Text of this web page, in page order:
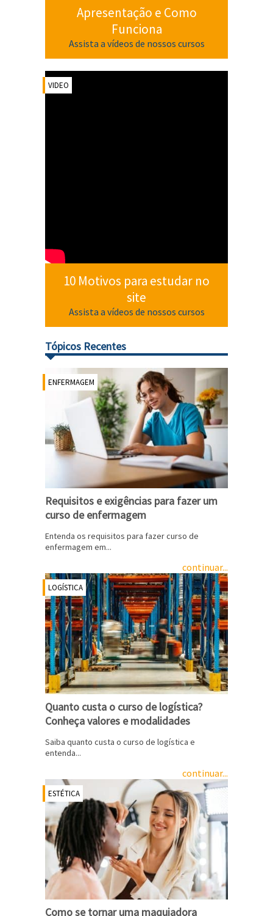
Apresentação e Como
Funciona
Assista a vídeos de nossos cursos
VIDEO
10 Motivos para estudar no
site
Assista a vídeos de nossos cursos
Tópicos Recentes
ENFERMAGEM
Requisitos e exigências para fazer um
curso de enfermagem
Entenda os requisitos para fazer curso de
enfermagem em...
continuar...
LOGÍSTICA
Quanto custa o curso de logística?
Conheça valores e modalidades
Saiba quanto custa o curso de logística e
entenda...
continuar...
ESTÉTICA
Como se tornar uma maquiadora